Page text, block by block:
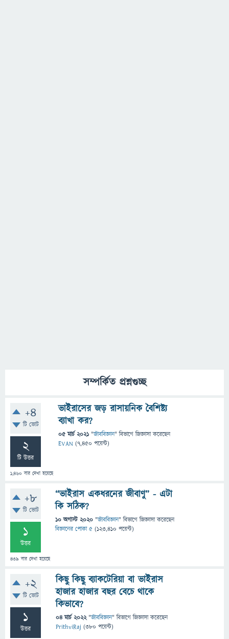
সম্পর্কিত প্রশ্নগুচ্ছ
+4
টি ভোট
2
টি উত্তর
1,460 বার দেখা হয়েছে
ভাইরাসের জড় রাসায়নিক বৈশিষ্ট্য
ব্যাখা কর?
05 মার্চ 2021 "জীববিজ্ঞান" বিভাগে জিজ্ঞাসাকরেছেন
EVAN (7,450 পয়েন্ট)
+8
টি ভোট
1
উত্তর
439 বার দেখা হয়েছে
“ভাইরাস একধরনের জীবাণু” - এটা
কি সঠিক?
10 অগাস্ট 2020 "জীববিজ্ঞান" বিভাগে জিজ্ঞাসাকরেছেন
বিজ্ঞানের পোকা ৫ (123,410 পয়েন্ট)
+2
টি ভোট
1
উত্তর
কিছু কিছু ব্যাকটেরিয়া বা ভাইরাস
হাজার হাজার বছর বেচে থাকে
কিভাবে?
04 মার্চ 2022 "জীববিজ্ঞান" বিভাগে জিজ্ঞাসাকরেছেন
PrithviRaj (380 পয়েন্ট)